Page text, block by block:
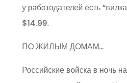
у работодателей есть
$14.99.
ПО ЖИЛЫМ ДОМАМ…
Российские войска в ночь